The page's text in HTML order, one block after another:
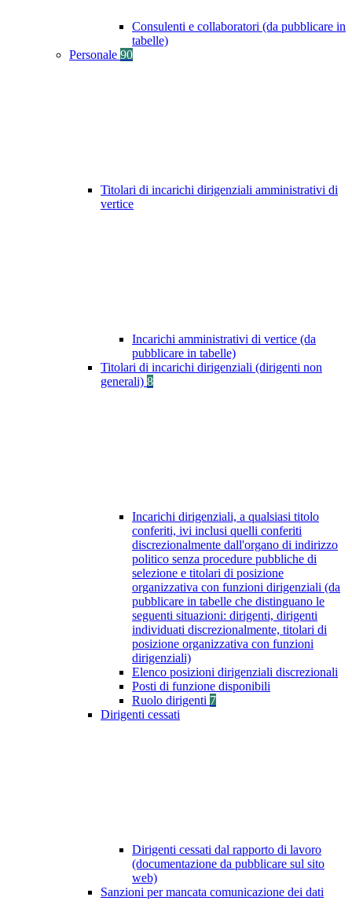
Consulenti e collaboratori (da pubblicare in
tabelle)
Personale 90
Titolari di incarichi dirigenziali amministrativi di
vertice
Incarichi amministrativi di vertice (da
pubblicare in tabelle)
Titolari di incarichi dirigenziali (dirigenti non
generali) 8
Incarichi dirigenziali, a qualsiasi titolo
conferiti, ivi inclusi quelli conferiti
discrezionalmente dall'organo di indirizzo
politico senza procedure pubbliche di
selezione e titolari di posizione
organizzativa con funzioni dirigenziali (da
pubblicare in tabelle che distinguano le
seguenti situazioni: dirigenti, dirigenti
individuati discrezionalmente, titolari di
posizione organizzativa con funzioni
dirigenziali)
Elenco posizioni dirigenziali discrezionali
Posti di funzione disponibili
Ruolo dirigenti 7
Dirigenti cessati
Dirigenti cessati dal rapporto di lavoro
(documentazione da pubblicare sul sito
web)
Sanzioni per mancata comunicazione dei dati